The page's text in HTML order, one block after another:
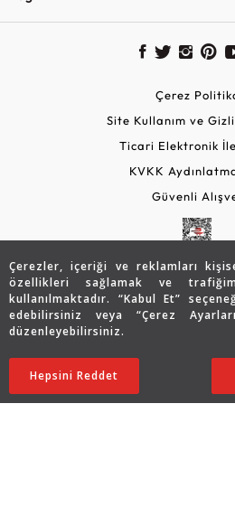
Çerezler, içeriği ve reklamları
özellikleri sağlamak ve
kullanılmaktadır. “Kabul Et”
edebilirsiniz veya “Çerez
düzenleyebilirsiniz.
Hepsini Reddet
116.249 TL
81.374TL
Çerez
Site Kullanım ve
Ticari Elektronik
KVKK
Güvenli
Copyright © 2026 Assos Pırlanta